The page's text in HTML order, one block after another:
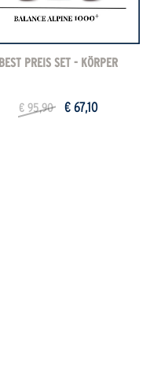
BEST PREIS SET - KÖRPER
€ 95,90 € 67,10